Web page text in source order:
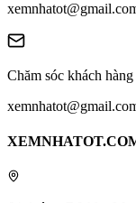
Chăm sóc khách hàng